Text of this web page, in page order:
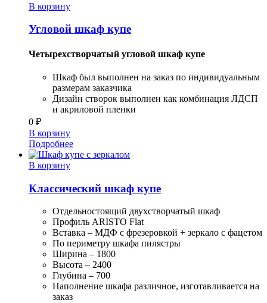
В корзину
Угловой шкаф купе
Четырехстворчатый угловой шкаф купе
Шкаф был выполнен на заказ по индивидуальным
размерам заказчика
Дизайн створок выполнен как комбинация ЛДСП
и акриловой пленки
0 ₽
В корзину
Подробнее
В корзину
Классический шкаф купе
Отдельностоящий двухстворчатый шкаф
Профиль ARISTO Flat
Вставка – МДФ с фрезеровкой + зеркало с фацетом
По периметру шкафа пилястры
Ширина – 1800
Высота – 2400
Глубина – 700
Наполнение шкафа различное, изготавливается на
заказ